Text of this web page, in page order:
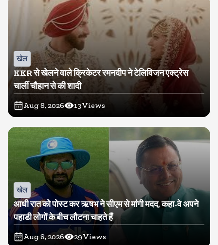
खेल
KKR से खेलने वाले क्रिकेटर रमनदीप ने टेलिविजन एक्ट्रेस
चार्ली चौहान से की शादी
Aug 8, 2026 13Views
खेल
आधी रात को पोस्ट कर ऋषभ ने सीएम से मांगी मदद, कहा-वे अपने
पहाडी लोगों के बीच लौटना चाहते हैं
Aug 8, 2026 29Views